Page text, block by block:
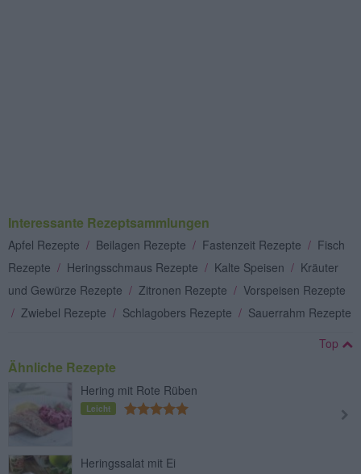
Interessante Rezeptsammlungen
Apfel Rezepte / Beilagen Rezepte / Fastenzeit Rezepte / Fisch
Rezepte / Heringsschmaus Rezepte / Kalte Speisen / Kräuter
und Gewürze Rezepte / Zitronen Rezepte / Vorspeisen Rezepte
/ Zwiebel Rezepte / Schlagobers Rezepte / Sauerrahm Rezepte
Top
Ähnliche Rezepte
Hering mit Rote Rüben
Leicht
Heringssalat mit Ei